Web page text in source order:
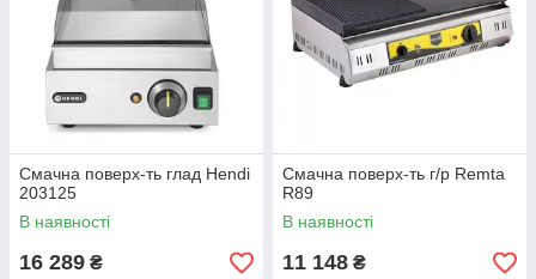
Смачна поверх-ть глад Hendi
203125
В наявності
16 289 ₴
Смачна поверх-ть г/р Remta
R89
В наявності
11 148 ₴